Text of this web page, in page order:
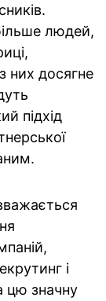
людей,
них досягне
підхід
і
цю значну